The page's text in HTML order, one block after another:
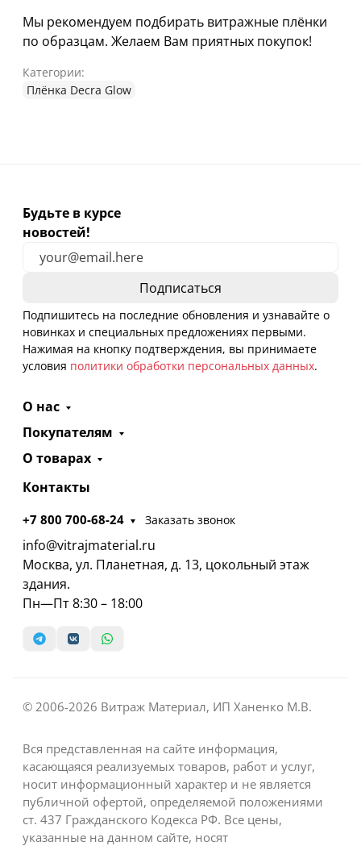
Мы рекомендуем подбирать витражные плёнки
по образцам. Желаем Вам приятных покупок!
Категории:
Плёнка Decra Glow
Будьте в курсе
новостей!
Подпишитесь на последние обновления и узнавайте о
новинках и специальных предложениях первыми.
Нажимая на кнопку подтверждения, вы принимаете
условия политики обработки персональных данных.
О нас
Покупателям
О товарах
Контакты
+7 800 700-68-24 Заказать звонок
info@vitrajmaterial.ru
Москва, ул. Планетная, д. 13, цокольный этаж
здания.
Пн—Пт 8:30 – 18:00
© 2006-2026 Витраж Материал, ИП Ханенко М.В.
Вся представленная на сайте информация,
касающаяся реализуемых товаров, работ и услуг,
носит информационный характер и не является
публичной офертой, определяемой положениями
ст. 437 Гражданского Кодекса РФ. Все цены,
указанные на данном сайте, носят